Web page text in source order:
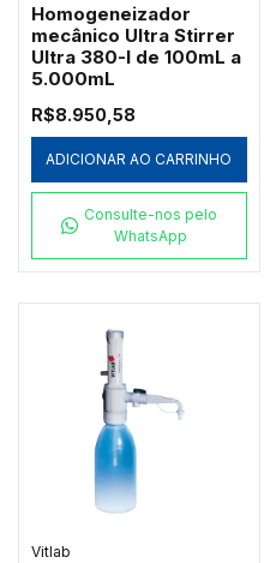
Homogeneizador
mecânico Ultra Stirrer
Ultra 380-I de 100mL a
5.000mL
R$8.950,58
ADICIONAR AO CARRINHO
Consulte-nos pelo
WhatsApp
Vitlab